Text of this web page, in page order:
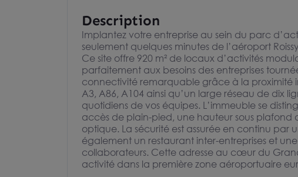
Description
Implantez votre entreprise au sein du parc
seulement quelques minutes de l’aéroport
Ce site offre 920 m² de locaux d’activités
parfaitement aux besoins des entreprises
connectivité remarquable grâce à la proximité
A3, A86, A104 ainsi qu’un large réseau de dix
quotidiens de vos équipes. L’immeuble se
accès de plain-pied, une hauteur sous plafond
optique. La sécurité est assurée en continu par
également un restaurant inter-entreprises et
collaborateurs. Cette adresse au cœur du
activité dans la première zone aéroportuaire